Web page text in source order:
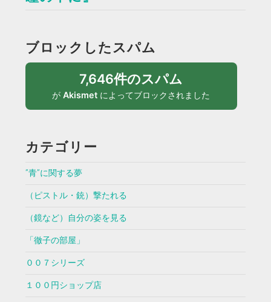
ブロックしたスパム
7,646件のスパム
がAkismet によってブロックされました
カテゴリー
”青”に関する夢
（ピストル・銃）撃たれる
（鏡など）自分の姿を見る
「徹子の部屋」
００７シリーズ
１００円ショップ店